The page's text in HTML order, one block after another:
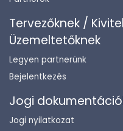
Tervezőknek /
Üzemeltetőknek
Legyen partnerünk
Bejelentkezés
Jogi
Jogi nyilatkozat